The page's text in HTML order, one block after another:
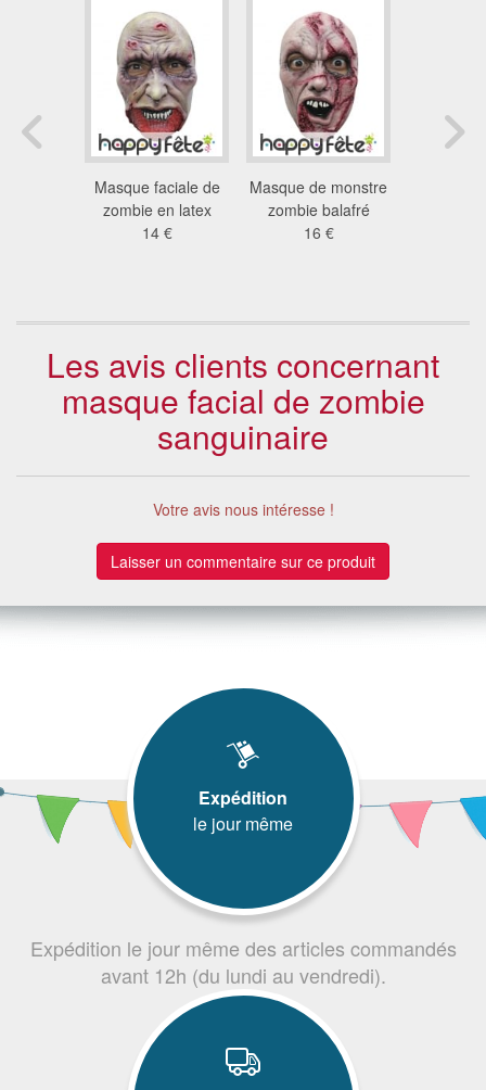
Masque faciale de
zombie en latex
14 €
Masque de monstre
zombie balafré
16 €
Les avis clients concernant
masque facial de zombie
sanguinaire
Votre avis nous intéresse !
Laisser un commentaire sur ce produit
Expédition
le jour même
Expédition le jour même des articles commandés
avant 12h (du lundi au vendredi).